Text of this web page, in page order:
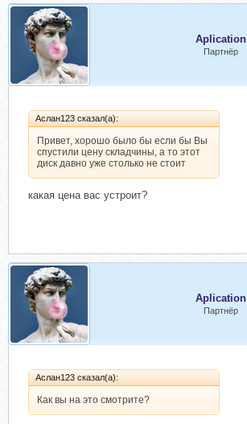
Aplication
Партнёр
Аслан123 сказал(а):
Привет, хорошо было бы если бы Вы
спустили цену складчины, а то этот
диск давно уже столько не стоит
какая цена вас устроит?
Aplication
Партнёр
Аслан123 сказал(а):
Как вы на это смотрите?